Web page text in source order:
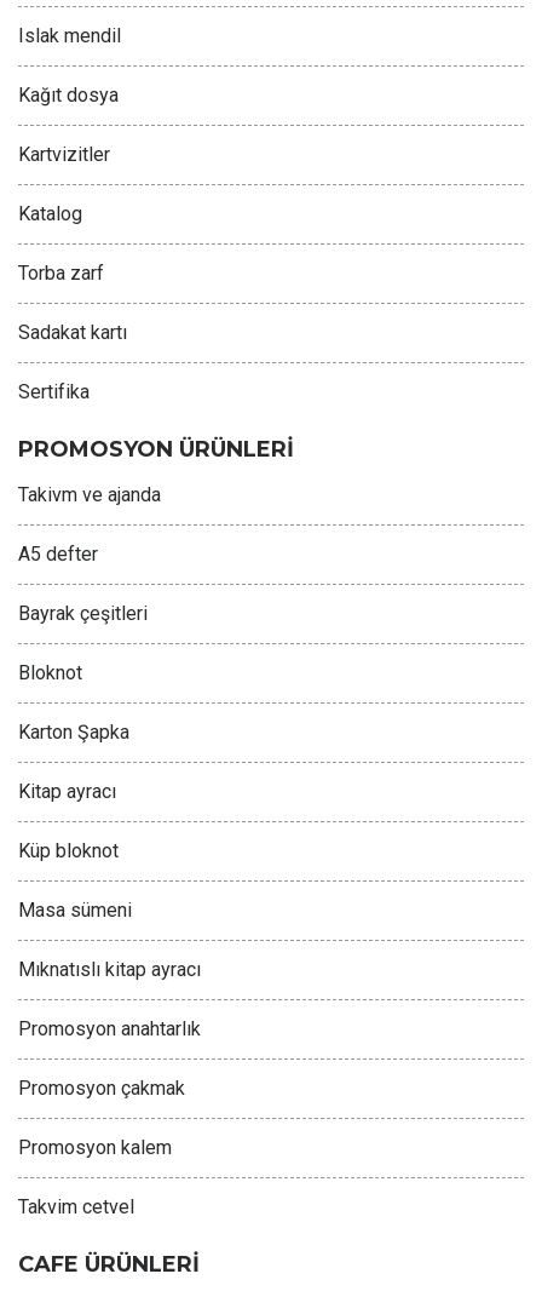
Islak mendil
Kağıt dosya
Kartvizitler
Katalog
Torba zarf
Sadakat kartı
Sertifika
PROMOSYON ÜRÜNLERİ
Takivm ve ajanda
A5 defter
Bayrak çeşitleri
Bloknot
Karton Şapka
Kitap ayracı
Küp bloknot
Masa sümeni
Mıknatıslı kitap ayracı
Promosyon anahtarlık
Promosyon çakmak
Promosyon kalem
Takvim cetvel
CAFE ÜRÜNLERİ